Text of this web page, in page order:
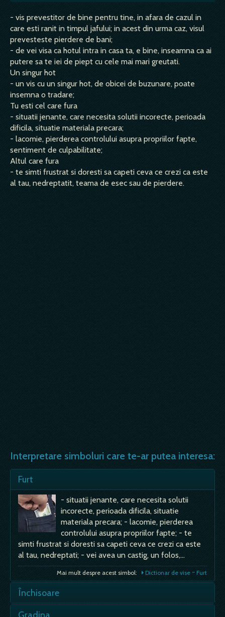
- vis prevestitor de bine pentru tine, in afara de cazul in
care esti ranit in timpul jafului; in acest din urma caz, visul
prevesteste pierdere de bani;
- de vei visa ca hotul intra in casa ta, e bine, inseamna ca ai
putere sa te iei de piept cu cele mai mari greutati.
Un singur hot
- un vis cu un singur hot, de obicei de buzunare, poate
insemna o tradare;
Tu esti cel care fura
- situatii jenante, care necesita solutii incorecte, perioada
dificila, situatie materiala precara;
- lacomie, pierderea controlului asupra propriilor fapte,
sentiment de culpabilitate;
Altul care fura
- te simti frustrat si doresti sa capeti ceva ce crezi ca este
al tau, nedreptatit, teama de esec sau de pierdere.
Interpretare simboluri care te-ar putea interesa:
Furt
- situatii jenante, care necesita solutii
incorecte, perioada dificila, situatie
materiala precara; - lacomie, pierderea
controlului asupra propriilor fapte; - te
simti frustrat si doresti sa capeti ceva ce crezi ca este
al tau, nedreptati; - vei avea un castig, un folos,…
Mai mult despre acest simbol: Dictionar de vise ~ Furt
Închisoare